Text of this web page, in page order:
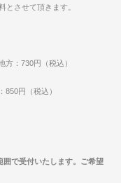
させて頂きます。
：730円（税込）
円（税込）
囲で受付いたします。ご希望